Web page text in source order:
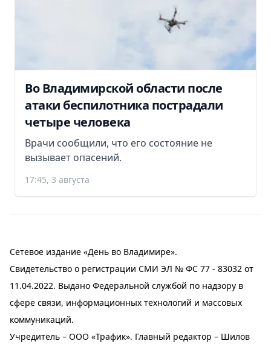
Во Владимирской области после
атаки беспилотника пострадали
четыре человека
Врачи сообщили, что его состояние не
вызывает опасений.
17:45, 3 августа
Сетевое издание «День во Владимире».
Свидетельство о регистрации СМИ ЭЛ № ФС 77 - 83032 от
11.04.2022. Выдано Федеральной службой по надзору в
сфере связи, информационных технологий и массовых
коммуникаций.
Учредитель – ООО «Трафик». Главный редактор – Шилов